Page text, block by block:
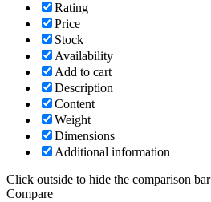
Rating
Price
Stock
Availability
Add to cart
Description
Content
Weight
Dimensions
Additional information
Click outside to hide the comparison bar
Compare